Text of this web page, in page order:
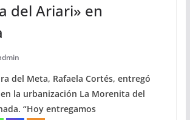
del Ariari» en
del Meta, Rafaela Cortés, entregó
la urbanización La Morenita del
“Hoy entregamos